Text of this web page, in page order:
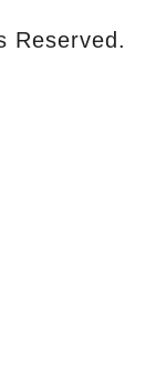
き上げてきた
に渡り、世代
的な名作の
のを塗り替
Reserved.